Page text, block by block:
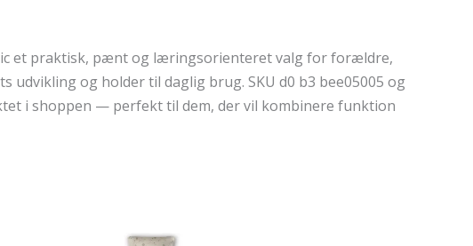
et praktisk, pænt og læringsorienteret valg for forældre,
udvikling og holder til daglig brug. SKU d0 b3 bee05005 og
i shoppen — perfekt til dem, der vil kombinere funktion